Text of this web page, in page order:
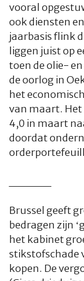
vooral
ook diensten
jaarbasis flink
liggen juist op
toen de olie-
de oorlog in
het
van maart.
4,0 in maart
doordat
Brussel geeft
bedragen zijn
het kabinet
stikstofschade
kopen. De